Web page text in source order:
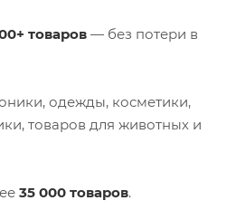
товаров — без потери в
одежды, косметики,
товаров для животных и
35 000 товаров.